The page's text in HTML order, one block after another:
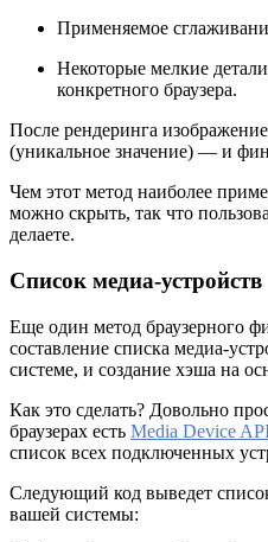
Применяемое
Некоторые мелкие
конкретного браузера.
После рендеринга
(уникальное значение) — и
Чем этот метод наиболее
можно скрыть, так что
делаете.
Список медиа-устройств
Еще один метод браузерного
составление списка медиа-
системе, и создание хэша на
Как это сделать? Довольно
браузерах есть Media Device
список всех подключенных
Следующий код выведет
вашей системы: